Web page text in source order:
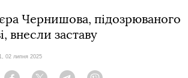
Чернишова, підозрюваного
внесли заставу
02 липня 2025